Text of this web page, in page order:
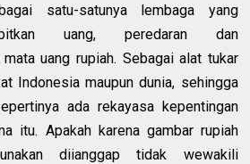
satu-satunya lembaga yang
uang, peredaran dan
uang rupiah. Sebagai alat tukar
Indonesia maupun dunia, sehingga
ada rekayasa kepentingan
itu. Apakah karena gambar rupiah
diianggap tidak wewakili